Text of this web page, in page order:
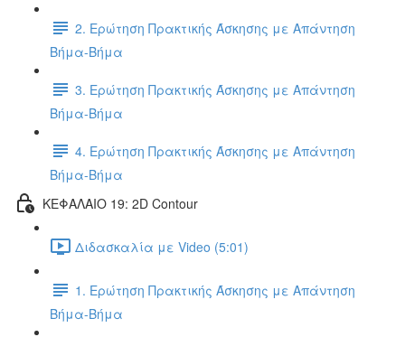
2. Ερώτηση Πρακτικής Άσκησης με Απάντηση
Βήμα-Βήμα
3. Ερώτηση Πρακτικής Άσκησης με Απάντηση
Βήμα-Βήμα
4. Ερώτηση Πρακτικής Άσκησης με Απάντηση
Βήμα-Βήμα
ΚΕΦΑΛΑΙΟ 19: 2D Contour
Διδασκαλία με Video (5:01)
1. Ερώτηση Πρακτικής Άσκησης με Απάντηση
Βήμα-Βήμα